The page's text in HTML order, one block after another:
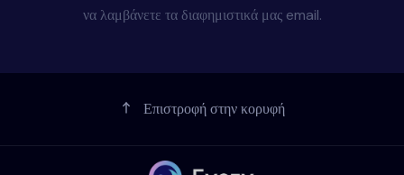
να λαμβάνετε τα διαφημιστικά μας email.
Επιστροφή στην κορυφή